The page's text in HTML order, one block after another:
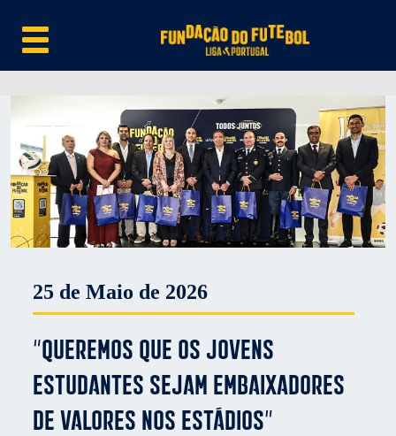
25 de Maio de 2026
“Queremos que os jovens
estudantes sejam embaixadores
de valores nos estádios”